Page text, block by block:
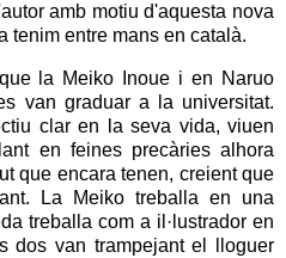
amb motiu d'aquesta nova
tenim entre mans en català.
la Meiko Inoue i en Naruo
van graduar a la universitat.
clar en la seva vida, viuen
en feines precàries alhora
que encara tenen, creient que
La Meiko treballa en una
treballa com a il·lustrador en
dos van trampejant el lloguer